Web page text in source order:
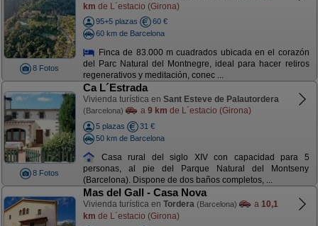
8 Fotos
km de L´estacio (Girona)
95+5 plazas
60 €
60 km de Barcelona
Finca de 83.000 m cuadrados ubicada en el corazón
del Parc Natural del Montnegre, ideal para hacer retiros
regenerativos y meditación, conec ...
8 Fotos
Ca L´Estrada
Vivienda turística en Sant Esteve de Palautordera
(Barcelona) a 9 km de L´estacio (Girona)
5 plazas
31 €
50 km de Barcelona
Casa rural del siglo XIV con capacidad para 5
personas, al pie del Parque Natural del Montseny
(Barcelona). Dispone de dos baños completos, ...
Mas del Gall - Casa Nova
Vivienda turística en Tordera (Barcelona) a 10,1
km de L´estacio (Girona)